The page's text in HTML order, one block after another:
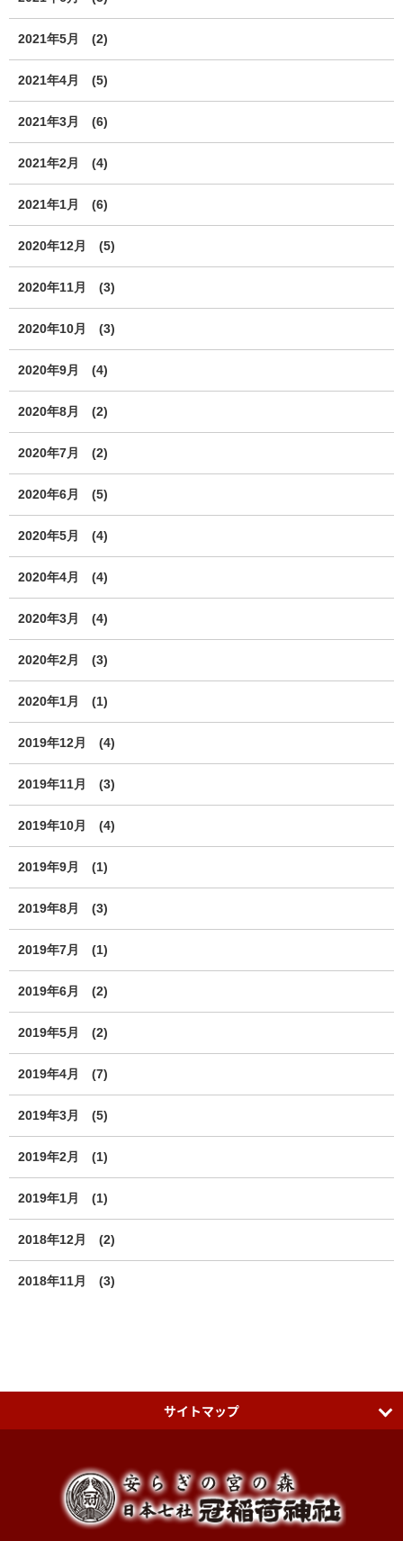
2021年5月 (2)
2021年4月 (5)
2021年3月 (6)
2021年2月 (4)
2021年1月 (6)
2020年12月 (5)
2020年11月 (3)
2020年10月 (3)
2020年9月 (4)
2020年8月 (2)
2020年7月 (2)
2020年6月 (5)
2020年5月 (4)
2020年4月 (4)
2020年3月 (4)
2020年2月 (3)
2020年1月 (1)
2019年12月 (4)
2019年11月 (3)
2019年10月 (4)
2019年9月 (1)
2019年8月 (3)
2019年7月 (1)
2019年6月 (2)
2019年5月 (2)
2019年4月 (7)
2019年3月 (5)
2019年2月 (1)
2019年1月 (1)
2018年12月 (2)
2018年11月 (3)
サイトマップ
日本七社 冠稲荷神社
ティアラグリーンパレス